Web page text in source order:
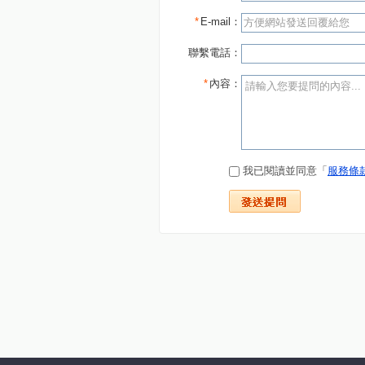
* E-mail：
聯繫電話：
* 內容：
我已閱讀並同意「 服務條